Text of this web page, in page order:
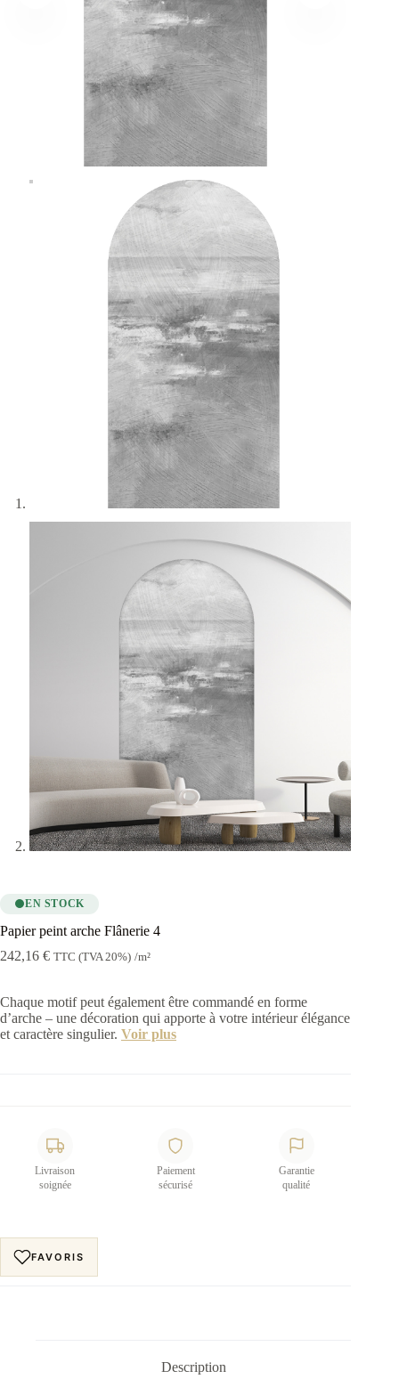
EN STOCK
Papier peint arche Flânerie 4
242,16 € TTC (TVA 20%) /m²
Chaque motif peut également être commandé en forme
d’arche – une décoration qui apporte à votre intérieur élégance
et caractère singulier. Voir plus
Livraison
soignée
Paiement
sécurisé
Garantie
qualité
FAVORIS
Description